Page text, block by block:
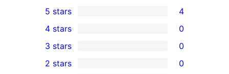
4
5-
star
reviews
5 stars 4
4-
star
4 stars 0
0
3-
3 stars 0
2 stars 0